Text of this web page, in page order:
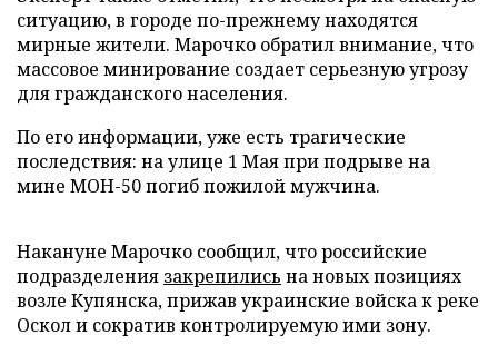
ситуацию, в городе по-прежнему находятся
мирные жители. Марочко обратил внимание, что
массовое минирование создает серьезную угрозу
для гражданского населения.
По его информации, уже есть трагические
последствия: на улице 1 Мая при подрыве на
мине МОН-50 погиб пожилой мужчина.
Накануне Марочко сообщил, что российские
подразделения закрепились на новых позициях
возле Купянска, прижав украинские войска к реке
Оскол и сократив контролируемую ими зону.